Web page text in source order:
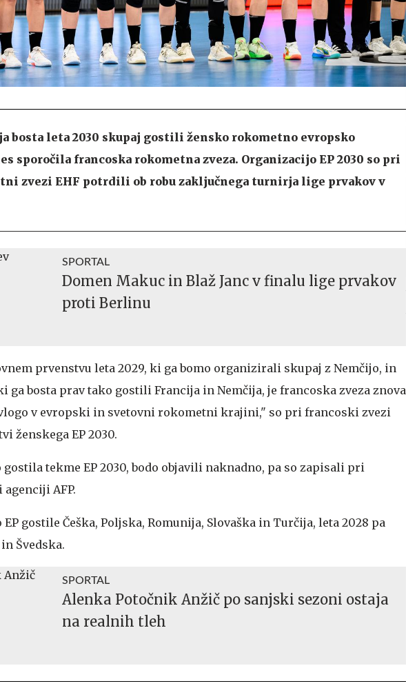
bosta leta 2030 skupaj gostili žensko rokometno evropsko
sporočila francoska rokometna zveza. Organizacijo EP 2030 so pri
zvezi EHF potrdili ob robu zaključnega turnirja lige prvakov v
SPORTAL
Domen Makuc in Blaž Janc v finalu lige prvakov
proti Berlinu
prvenstvu leta 2029, ki ga bomo organizirali skupaj z Nemčijo, in
ga bosta prav tako gostili Francija in Nemčija, je francoska zveza znova
v evropski in svetovni rokometni krajini," so pri francoski zvezi
ženskega EP 2030.
gostila tekme EP 2030, bodo objavili naknadno, pa so zapisali pri
AFP.
gostile Češka, Poljska, Romunija, Slovaška in Turčija, leta 2028 pa
Švedska.
SPORTAL
Alenka Potočnik Anžič po sanjski sezoni ostaja
na realnih tleh